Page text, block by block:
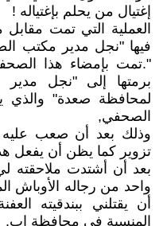
إغتيال من يحلم بإغتياله !
العملية التي تمت
فيها "نجل مدير مكتب
".تمت بإمضاء هذا
برمتها إلى "نجل
لمحافظة صعدة" والذي
الصحفي,
وذلك بعد أن صعب
تزوير كما يظن أن يفعل
بعد أن أشتدت ملاحقته
واحد من رجاله الأوباش
أن يقتلني ببندقيته
المنسية في محافظة إب.